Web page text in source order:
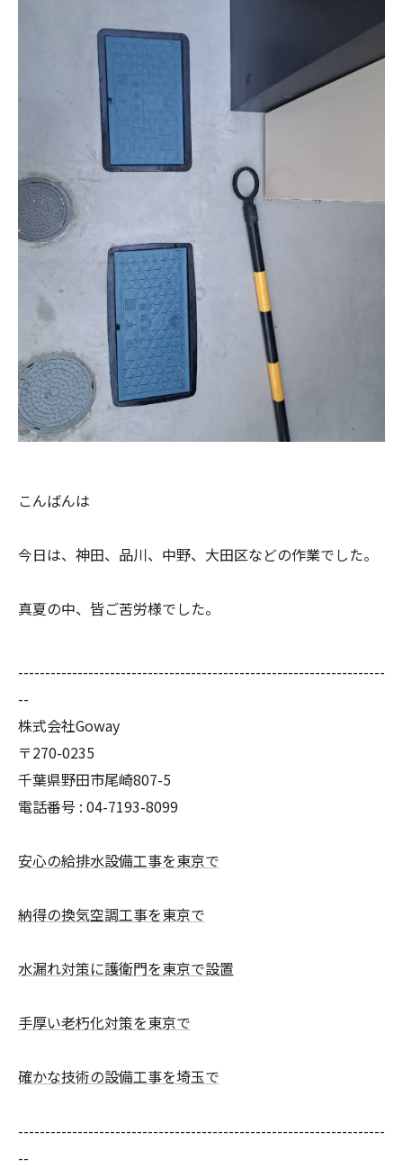
こんばんは
今日は、神田、品川、中野、大田区などの作業でした。
真夏の中、皆ご苦労様でした。
--------------------------------------------------------------------
--
株式会社Goway
〒270-0235
千葉県野田市尾崎807-5
電話番号 : 04-7193-8099
安心の給排水設備工事を東京で
納得の換気空調工事を東京で
水漏れ対策に護衛門を東京で設置
手厚い老朽化対策を東京で
確かな技術の設備工事を埼玉で
--------------------------------------------------------------------
--